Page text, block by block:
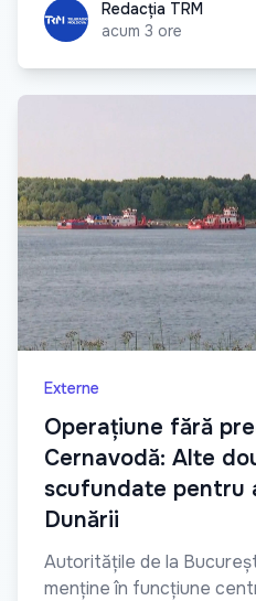
Redacția TRM
Redacția TRM
acum 3 ore
Externe
Operațiune fără
Cernavodă: Alte
scufundate pentru
Dunării
Autoritățile de la
menține în funcțiune